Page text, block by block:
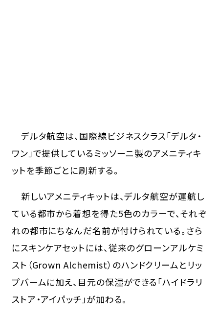
デルタ航空は、国際線ビジネスクラス「デルタ・
ワン」で提供しているミッソーニ製のアメニティキ
ットを季節ごとに刷新する。
新しいアメニティキットは、デルタ航空が運航し
ている都市から着想を得た5色のカラーで、それぞ
れの都市にちなんだ名前が付けられている。さら
にスキンケアセットには、従来のグローンアルケミ
スト（Grown Alchemist）のハンドクリームとリッ
プバームに加え、目元の保湿ができる「ハイドラリ
ストア・アイパッチ」が加わる。